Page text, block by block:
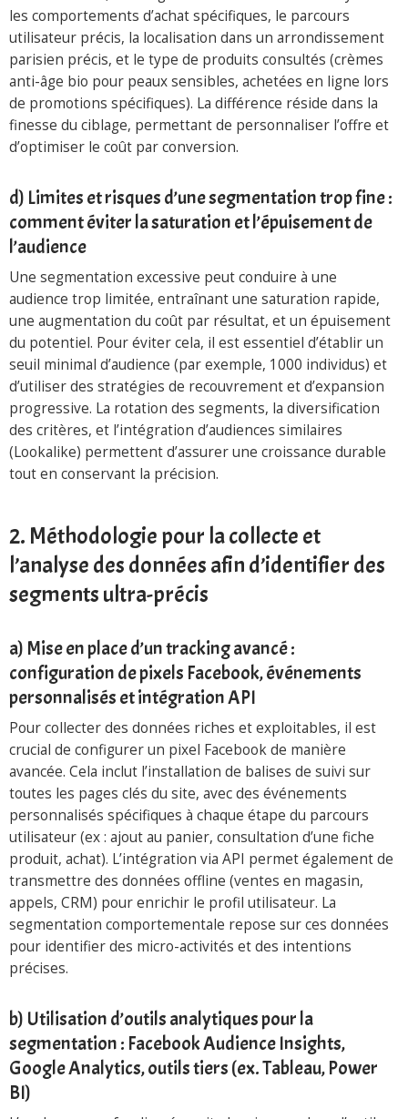
les comportements d’achat spécifiques, le parcours
utilisateur précis, la localisation dans un arrondissement
parisien précis, et le type de produits consultés (crèmes
anti-âge bio pour peaux sensibles, achetées en ligne lors
de promotions spécifiques). La différence réside dans la
finesse du ciblage, permettant de personnaliser l’offre et
d’optimiser le coût par conversion.
d) Limites et risques d’une segmentation trop fine :
comment éviter la saturation et l’épuisement de
l’audience
Une segmentation excessive peut conduire à une
audience trop limitée, entraînant une saturation rapide,
une augmentation du coût par résultat, et un épuisement
du potentiel. Pour éviter cela, il est essentiel d’établir un
seuil minimal d’audience (par exemple, 1000 individus) et
d’utiliser des stratégies de recouvrement et d’expansion
progressive. La rotation des segments, la diversification
des critères, et l’intégration d’audiences similaires
(Lookalike) permettent d’assurer une croissance durable
tout en conservant la précision.
2. Méthodologie pour la collecte et
l’analyse des données afin d’identifier des
segments ultra-précis
a) Mise en place d’un tracking avancé :
configuration de pixels Facebook, événements
personnalisés et intégration API
Pour collecter des données riches et exploitables, il est
crucial de configurer un pixel Facebook de manière
avancée. Cela inclut l’installation de balises de suivi sur
toutes les pages clés du site, avec des événements
personnalisés spécifiques à chaque étape du parcours
utilisateur (ex : ajout au panier, consultation d’une fiche
produit, achat). L’intégration via API permet également de
transmettre des données offline (ventes en magasin,
appels, CRM) pour enrichir le profil utilisateur. La
segmentation comportementale repose sur ces données
pour identifier des micro-activités et des intentions
précises.
b) Utilisation d’outils analytiques pour la
segmentation : Facebook Audience Insights,
Google Analytics, outils tiers (ex. Tableau, Power
BI)